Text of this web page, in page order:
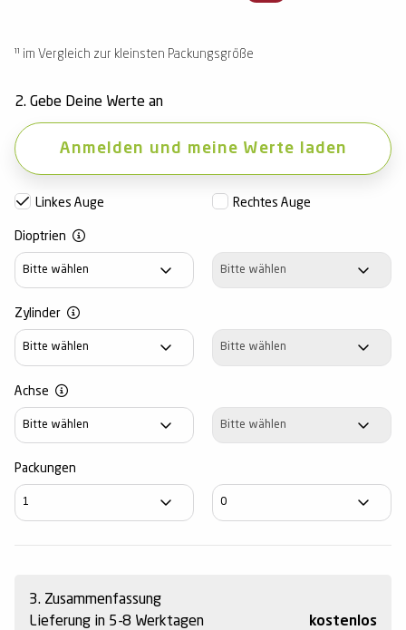
¹¹ im Vergleich zur kleinsten Packungsgröße
2. Gebe Deine Werte an
Anmelden und meine Werte laden
Linkes Auge Rechtes Auge
Dioptrien
Dioptrien Dioptrien
Zylinder
Zylinder Zylinder
Achse
Achse Achse
Packungen
3. Zusammenfassung
Lieferung in 5-8 Werktagen
kostenlos